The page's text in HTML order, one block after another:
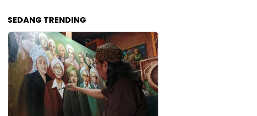
SEDANG TRENDING